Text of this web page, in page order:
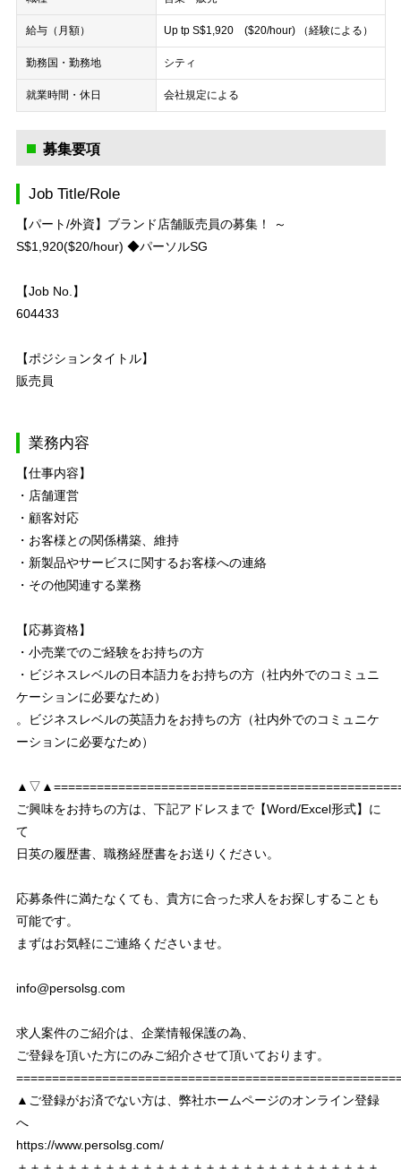
給与（月額） Up tp S$1,920 ($20/hour) （経験による）
勤務国・勤務地 シティ
就業時間・休日 会社規定による
募集要項
Job Title/Role
【パート/外資】ブランド店舗販売員の募集！ ～
S$1,920($20/hour) ◆パーソルSG
【Job No.】
604433
【ポジションタイトル】
販売員
業務内容
【仕事内容】
・店舗運営
・顧客対応
・お客様との関係構築、維持
・新製品やサービスに関するお客様への連絡
・その他関連する業務
【応募資格】
・小売業でのご経験をお持ちの方
・ビジネスレベルの日本語力をお持ちの方（社内外でのコミュニ
ケーションに必要なため）
。ビジネスレベルの英語力をお持ちの方（社内外でのコミュニケ
ーションに必要なため）
ご興味をお持ちの方は、下記アドレスまで【Word/Excel形式】に
て
日英の履歴書、職務経歴書をお送りください。
応募条件に満たなくても、貴方に合った求人をお探しすることも
可能です。
まずはお気軽にご連絡くださいませ。
info@persolsg.com
求人案件のご紹介は、企業情報保護の為、
ご登録を頂いた方にのみご紹介させて頂いております。
▲ご登録がお済でない方は、弊社ホームページのオンライン登録
へ
https://www.persolsg.com/